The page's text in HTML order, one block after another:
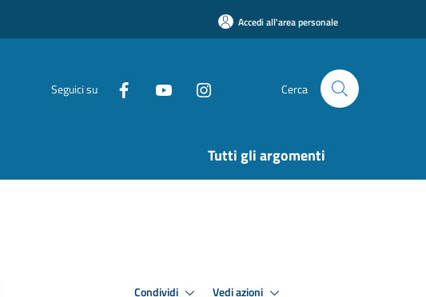
Accedi all'area personale
Seguici su Cerca
Tutti gli argomenti
Condividi Vedi azioni